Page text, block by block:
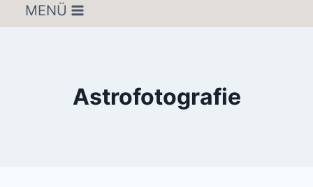
MENÜ
Astrofotografie